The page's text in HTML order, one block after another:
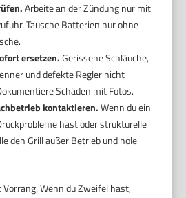
Arbeite an der Zündung nur mit
Tausche Batterien nur ohne
ersetzen.Gerissene Schläuche,
und defekte Regler nicht
Schäden mit Fotos.
kontaktieren.Wenn du ein
hast oder strukturelle
den Grill außer Betrieb und hole
Wenn du Zweifel hast,